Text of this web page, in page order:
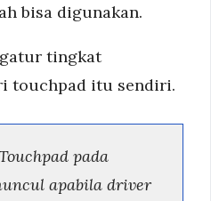
bisa digunakan.
tingkat
touchpad itu sendiri.
pada
apabila driver